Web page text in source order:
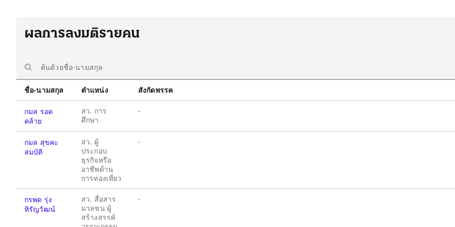
ผลการลงมติรายคน
ชื่อ-นามสกุล ตำแหน่ง สังกัดพรรค
กมล รอด
คล้าย
สว. การ
ศึกษา
-
กมล สุขคะ
สมบัติ
สว. ผู้
ประกอบ
ธุรกิจหรือ
อาชีพด้าน
การท่องเที่ยว
-
กรพด รุ่ง
หิรัญวัฒน์
สว. สื่อสาร
มวลชน ผู้
สร้างสรรค์
-